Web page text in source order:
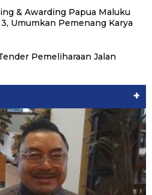
& Awarding Papua Maluku
Umumkan Pemenang Karya
Pemeliharaan Jalan
+